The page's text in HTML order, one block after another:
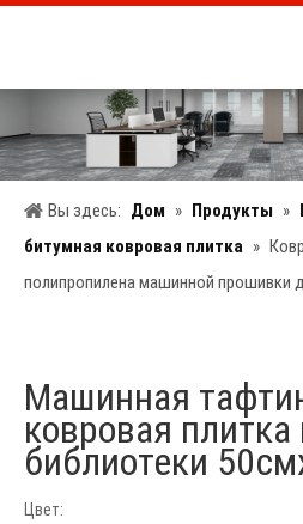
Вы здесь: Дом » Продукты »
битумная ковровая плитка »
полипропилена машинной прошивки
Машинная
ковровая
библиотеки
Цвет: